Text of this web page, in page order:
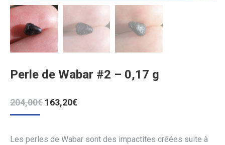
Perle de Wabar #2 – 0,17 g
204,00€ Le
était :
163,20€Le
est :
Les perles de Wabar sont des impactites créées suite à